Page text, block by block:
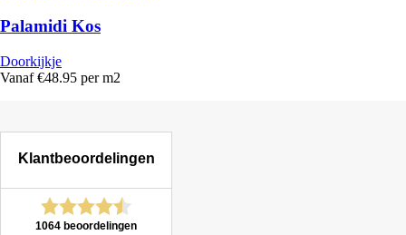
Palamidi Kos
Doorkijkje
Vanaf €48.95 per m2